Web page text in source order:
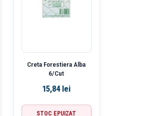
Creta Forestiera Alba
6/Cut
15,84 lei
STOC EPUIZAT